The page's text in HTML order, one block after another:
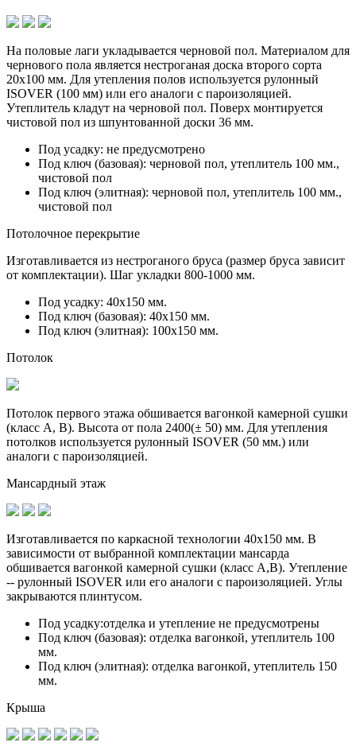
На половые лаги укладывается черновой пол. Материалом для
чернового пола является нестроганая доска второго сорта
20х100 мм. Для утепления полов используется рулонный
ISOVER (100 мм) или его аналоги с пароизоляцией.
Утеплитель кладут на черновой пол. Поверх монтируется
чистовой пол из шпунтованной доски 36 мм.
Под усадку: не предусмотрено
Под ключ (базовая): черновой пол, утеплитель 100 мм.,
чистовой пол
Под ключ (элитная): черновой пол, утеплитель 100 мм.,
чистовой пол
Потолочное перекрытие
Изготавливается из нестроганого бруса (размер бруса зависит
от комплектации). Шаг укладки 800-1000 мм.
Под усадку: 40х150 мм.
Под ключ (базовая): 40х150 мм.
Под ключ (элитная): 100х150 мм.
Потолок
Потолок первого этажа обшивается вагонкой камерной сушки
(класс A, B). Высота от пола 2400(± 50) мм. Для утепления
потолков используется рулонный ISOVER (50 мм.) или
аналоги с пароизоляцией.
Мансардный этаж
Изготавливается по каркасной технологии 40х150 мм. В
зависимости от выбранной комплектации мансарда
обшивается вагонкой камерной сушки (класс А,В). Утепление
-- рулонный ISOVER или его аналоги с пароизоляцией. Углы
закрываются плинтусом.
Под усадку:отделка и утепление не предусмотрены
Под ключ (базовая): отделка вагонкой, утеплитель 100
мм.
Под ключ (элитная): отделка вагонкой, утеплитель 150
мм.
Крыша